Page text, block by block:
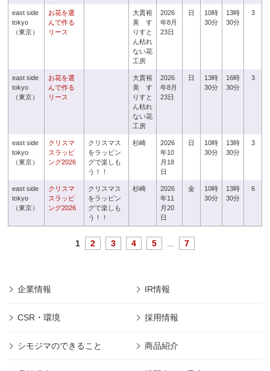
east side
tokyo
（東京）
お花を選
んで作る
リース
大貫裕
美 す
りすと
ん枯れ
ない花
工房
2026
年8月
23日
日
10時
30分
13時
30分
3
east side
tokyo
（東京）
お花を選
んで作る
リース
大貫裕
美 す
りすと
ん枯れ
ない花
工房
2026
年8月
23日
日
13時
30分
16時
30分
3
east side
tokyo
（東京）
クリスマ
スラッピ
ング2026
クリスマス
をラッピン
グで楽しも
う！！
杉崎
2026
年10
月18
日
日
10時
30分
13時
30分
3
east side
tokyo
（東京）
クリスマ
スラッピ
ング2026
クリスマス
をラッピン
グで楽しも
う！！
杉崎
2026
年11
月20
日
金
10時
30分
13時
30分
6
1 2 3 4 5 7
企業情報 IR情報
CSR・環境 採用情報
シモジマのできること 商品紹介